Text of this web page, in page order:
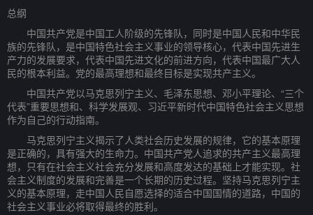
总纲
中国共产党是中国工人阶级的先锋队，同时是中国人民和中华民
族的先锋队，是中国特色社会主义事业的领导核心，代表中国先进生
产力的发展要求，代表中国先进文化的前进方向，代表中国最广大人
民的根本利益。党的最高理想和最终目标是实现共产主义。
中国共产党以马克思列宁主义、毛泽东思想、邓小平理论、“三个
代表”重要思想和、科学发展观、习近平新时代中国特色社会主义思想
作为自己的行动指南。
马克思列宁主义揭示了人类社会历史发展的规律，它的基本原理
是正确的，具有强大的生命力。中国共产党人追求的共产主义最高理
想，只有在社会主义社会充分发展和高度发达的基础上才能实现。社
会主义制度的发展和完善是一个长期的历史过程。坚持马克思列宁主
义的基本原理，走中国人民自愿选择的适合中国国情的道路，中国的
社会主义事业必将取得最终的胜利。